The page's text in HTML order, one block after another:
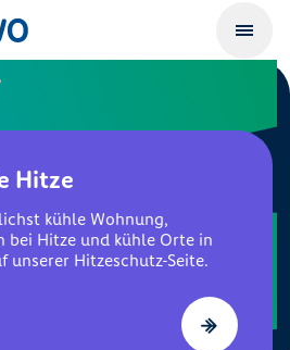
Hitze
kühle Wohnung,
bei Hitze und kühle Orte in
unserer Hitzeschutz-Seite.